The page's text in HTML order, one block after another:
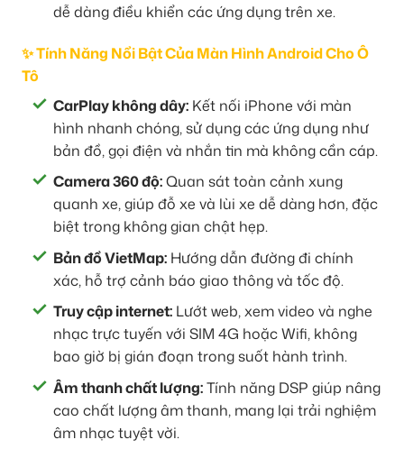
dễ dàng điều khiển các ứng dụng trên xe.
✨ Tính Năng Nổi Bật Của Màn Hình Android Cho Ô
Tô
CarPlay không dây: Kết nối iPhone với màn
hình nhanh chóng, sử dụng các ứng dụng như
bản đồ, gọi điện và nhắn tin mà không cần cáp.
Camera 360 độ:Quan sát toàn cảnh xung
quanh xe, giúp đỗ xe và lùi xe dễ dàng hơn, đặc
biệt trong không gian chật hẹp.
Bản đồ VietMap: Hướng dẫn đường đi chính
xác, hỗ trợ cảnh báo giao thông và tốc độ.
Truy cập internet: Lướt web, xem video và nghe
nhạc trực tuyến với SIM 4G hoặc Wifi, không
bao giờ bị gián đoạn trong suốt hành trình.
Âm thanh chất lượng:Tính năng DSP giúp nâng
cao chất lượng âm thanh, mang lại trải nghiệm
âm nhạc tuyệt vời.